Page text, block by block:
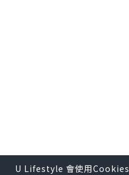
U Lifestyle 會使用Cookies